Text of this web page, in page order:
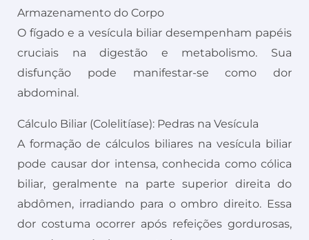
Armazenamento do Corpo
O fígado e a vesícula biliar desempenham papéis
cruciais na digestão e metabolismo. Sua
disfunção pode manifestar-se como dor
abdominal.
Cálculo Biliar (Colelitíase): Pedras na Vesícula
A formação de cálculos biliares na vesícula biliar
pode causar dor intensa, conhecida como cólica
biliar, geralmente na parte superior direita do
abdômen, irradiando para o ombro direito. Essa
dor costuma ocorrer após refeições gordurosas,